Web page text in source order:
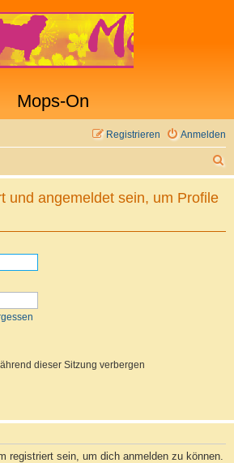
Mops-On
Anmelden
Registrieren
u
und angemeldet sein, um Profile
dieser Sitzung verbergen
registriert sein, um dich anmelden zu können.